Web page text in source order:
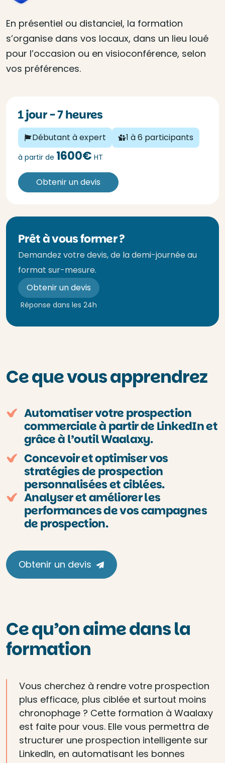
En présentiel ou distanciel, la formation
s’organise dans vos locaux, dans un lieu loué
pour l’occasion ou en visioconférence, selon
vos préférences.
1 jour - 7 heures
Débutant à expert 1 à 6 participants
à partir de 1600€ HT
Obtenir un devis
Prêt à vous former ?
Demandez votre devis, de la demi-journée au
format sur-mesure.
Obtenir un devis
Réponse dans les 24h
Ce que vous apprendrez
Automatiser votre prospection
commerciale à partir de LinkedIn et
grâce à l’outil Waalaxy.
Concevoir et optimiser vos
stratégies de prospection
personnalisées et ciblées.
Analyser et améliorer les
performances de vos campagnes
de prospection.
Obtenir un devis
Ce qu’on aime dans la
formation
Vous cherchez à rendre votre prospection
plus efficace, plus ciblée et surtout moins
chronophage ? Cette formation à Waalaxy
est faite pour vous. Elle vous permettra de
structurer une prospection intelligente sur
LinkedIn, en automatisant les bonnes